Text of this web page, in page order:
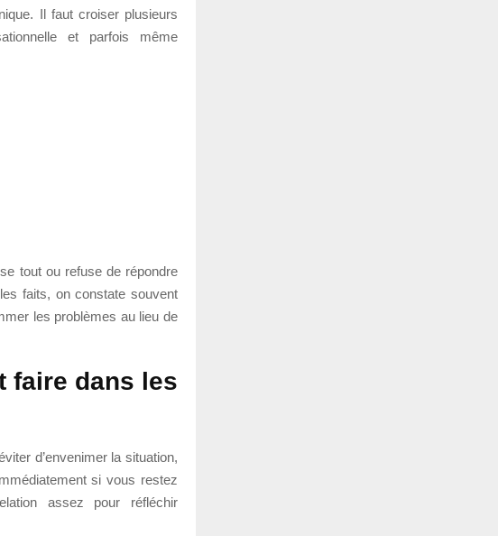
Il faut croiser plusieurs
et parfois même
tout ou refuse de répondre
faits, on constate souvent
les problèmes au lieu de
faire dans les
d’envenimer la situation,
si vous restez
assez pour réfléchir